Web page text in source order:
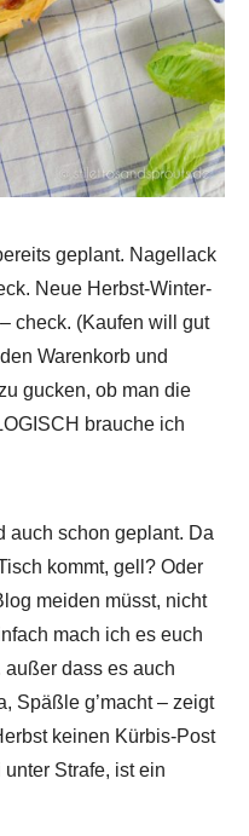
geplant. Nagellack
Neue Herbst-Winter-
check. (Kaufen will gut
Warenkorb und
gucken, ob man die
brauche ich
auch schon geplant. Da
kommt, gell? Oder
meiden müsst, nicht
mach ich es euch
dass es auch
Späßle g’macht – zeigt
keinen Kürbis-Post
Strafe, ist ein